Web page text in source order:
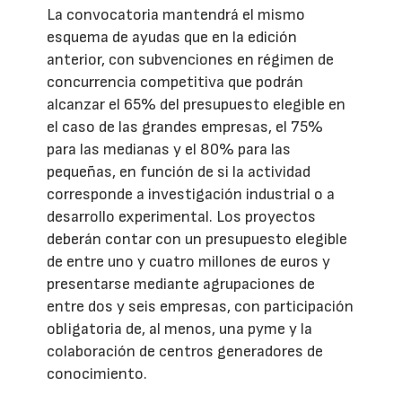
La convocatoria mantendrá el mismo
esquema de ayudas que en la edición
anterior, con subvenciones en régimen de
concurrencia competitiva que podrán
alcanzar el 65% del presupuesto elegible en
el caso de las grandes empresas, el 75%
para las medianas y el 80% para las
pequeñas, en función de si la actividad
corresponde a investigación industrial o a
desarrollo experimental. Los proyectos
deberán contar con un presupuesto elegible
de entre uno y cuatro millones de euros y
presentarse mediante agrupaciones de
entre dos y seis empresas, con participación
obligatoria de, al menos, una pyme y la
colaboración de centros generadores de
conocimiento.